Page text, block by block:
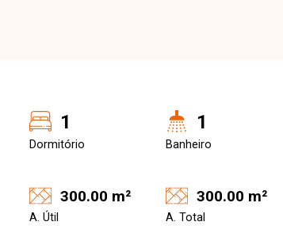
1
Dormitório
1
Banheiro
300.00 m²
A. Útil
300.00 m²
A. Total